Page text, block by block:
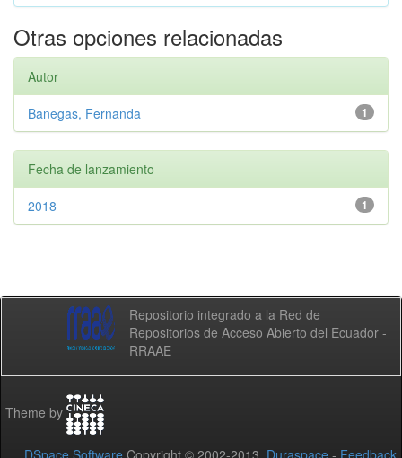
Otras opciones relacionadas
Autor
1
Banegas, Fernanda
Fecha de lanzamiento
1
2018
Repositorio integrado a la Red de
Repositorios de Acceso Abierto del Ecuador -
RRAAE
Theme by
DSpace Software Copyright © 2002-2013 Duraspace - Feedback